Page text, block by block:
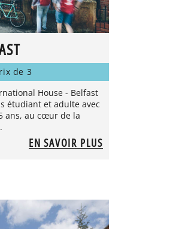
de 3
House - Belfast
étudiant et adulte avec
ans, au cœur de la
EN SAVOIR PLUS